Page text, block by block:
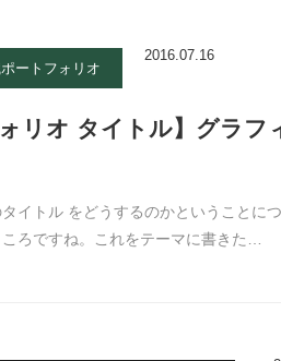
ートフォリオ
2016.07.16
ォリオ タイトル】グラ
イトル をどうするのかということに
ろですね。これをテーマに書きた…